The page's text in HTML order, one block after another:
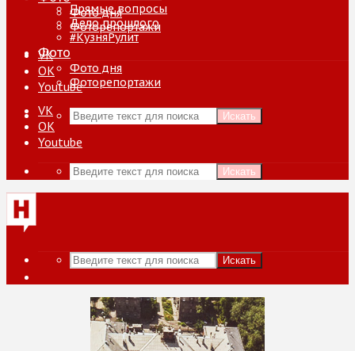
Фото дня
Фоторепортажи
VK
ОК
Youtube
Искать
Прямые вопросы
Дело прошлого
#КузняРулит
Фото
Фото дня
Фоторепортажи
VK
ОК
Youtube
Искать
Искать